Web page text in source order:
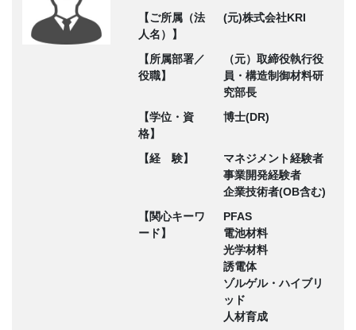
【ご所属（法
人名）】
(元)株式会社KRI
【所属部署／
役職】
（元）取締役執行役
員・構造制御材料研
究部長
【学位・資
格】
博士(DR)
【経 験】
マネジメント経験者
事業開発経験者
企業技術者(OB含む)
【関心キーワ
ード】
PFAS
電池材料
光学材料
誘電体
ゾルゲル・ハイブリ
ッド
人材育成